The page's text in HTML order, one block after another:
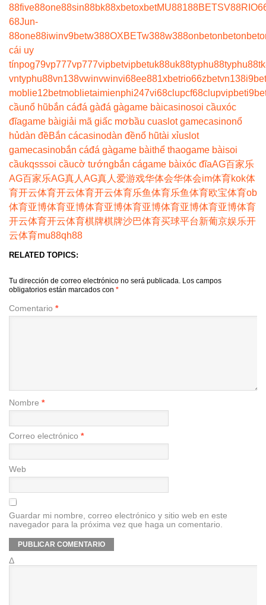
88five88one88sin88bk88xbetoxbetMU88188BETSV88
68Jun-
88one88iwinv9betw388OXBETw388w388onbetonbetonbet
cái uy
tínpog79vp777vp777vipbetvipbetuk88uk88typhu88typhu88
vntyphu88vn138vwinvwinvi68ee881xbetrio66zbetvn138
moblie12betmoblietaimienphi247vi68clupcf68clupvipbet
cầunổ hũbắn cáđá gàđá gàgame bàicasinosoi cầuxóc
đĩagame bàigiải mã giấc mơbầu cuaslot gamecasinonổ
hủdàn đềBắn cácasinodàn đềnổ hũtài xỉuslot
gamecasinobắn cáđá gàgame bàithể thaogame bàisoi
cầukqsssoi cầucờ tướngbắn cágame bàixóc đĩaAG百家乐
AG百家乐AG真人 AG真人 爱游戏华体会华体会im体育kok体
育开云体育开云体育开云体育乐鱼体育乐鱼体育欧宝体育ob
体育亚博体育亚博体育亚博体育亚博体育亚博体育亚博体育
开云体育开云体育棋牌棋牌沙巴体育买球平台新葡京娱乐开
云体育mu88qh88
RELATED TOPICS:
Tu dirección de correo electrónico no será publicada. Los campos
obligatorios están marcados con *
Comentario *
Nombre *
Correo electrónico *
Web
Guardar mi nombre, correo electrónico y sitio web en este
navegador para la próxima vez que haga un comentario.
Δ